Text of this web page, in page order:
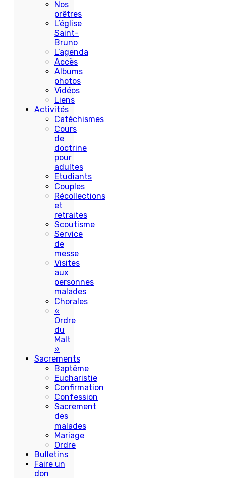
Nos
prêtres
L’église
Saint-
Bruno
L’agenda
Accès
Albums
photos
Vidéos
Liens
Activités
Catéchismes
Cours
de
doctrine
pour
adultes
Etudiants
Couples
Récollections
et
retraites
Scoutisme
Service
de
messe
Visites
aux
personnes
malades
Chorales
«
Ordre
du
Malt
»
Sacrements
Baptême
Eucharistie
Confirmation
Confession
Sacrement
des
malades
Mariage
Ordre
Bulletins
Faire un
don